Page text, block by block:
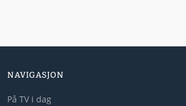
NAVIGASJON
På TV i dag